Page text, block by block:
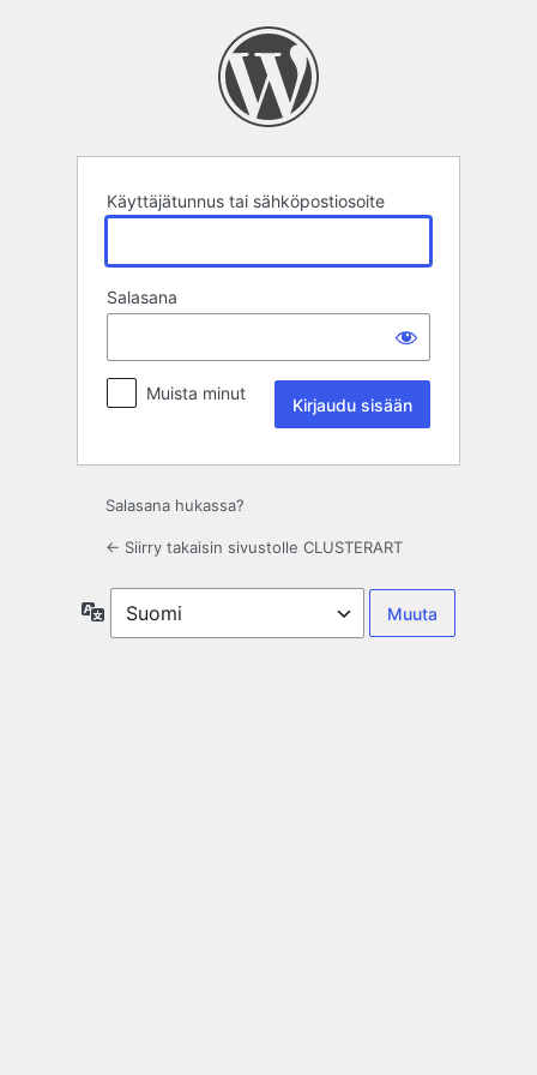
Käyttäjätunnus tai sähköpostiosoite
Salasana
Muista minut
Salasana hukassa?
← Siirry takaisin sivustolle CLUSTERART
Kieli